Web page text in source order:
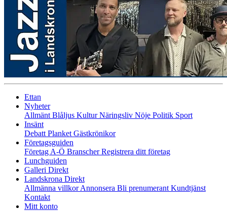
Ettan
Nyheter
Allmänt Blåljus KulturNäringsliv Nöje Politik Sport
Insänt
Debatt Planket Gästkrönikor
Företagsguiden
Företag A-Ö BranscherRegistrera ditt företag
Lunchguiden
Galleri Direkt
Landskrona Direkt
Allmänna villkorAnnonsera Bli prenumerant Kundtjänst
Kontakt
Mitt konto